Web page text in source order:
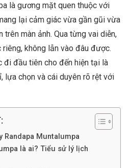
là gương mặt quen thuộc với
lại cảm giác vừa gần gũi vừa
màn ảnh. Qua từng vai diễn,
không lẫn vào đâu được.
đi đầu tiên cho đến hiện tại là
lựa chọn và cái duyên rõ rệt với
Randapa Muntalumpa
là ai? Tiểu sử lý lịch